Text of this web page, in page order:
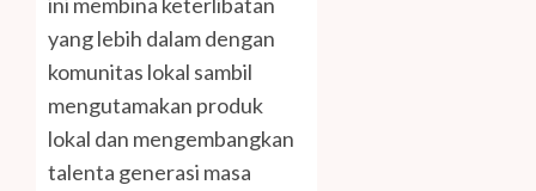
yang lebih dalam dengan
komunitas lokal sambil
mengutamakan produk
lokal dan mengembangkan
talenta generasi masa